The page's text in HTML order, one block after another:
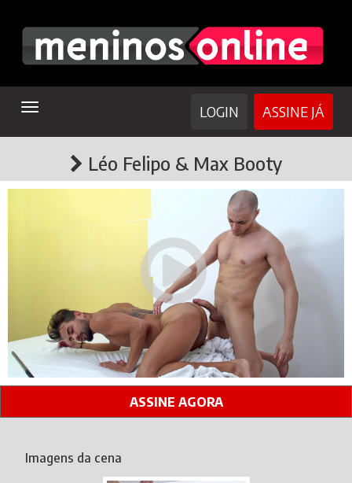
TOGGLE
ASSINE JÁ
LOGIN
Léo Felipo & Max Booty
ASSINE AGORA
Imagens da cena